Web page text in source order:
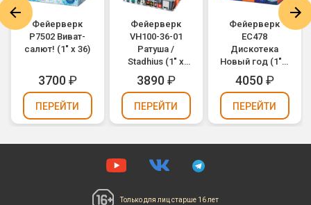
Фейерверк
Р7502 Виват-
салют! (1" х 36)
3700₽
ПЕРЕЙТИ
Фейерверк
VH100-36-01
Ратуша /
Stadhius (1" х
36)
3890₽
ПЕРЕЙТИ
Фейерверк
ЕС478
Дискотека
Новый год (1" х
36)
4050₽
ПЕРЕЙТИ
Только для лицстарше 16 лет